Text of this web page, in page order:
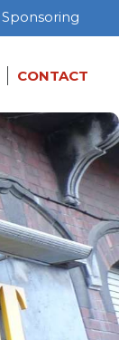
Sponsoring
CONTACT